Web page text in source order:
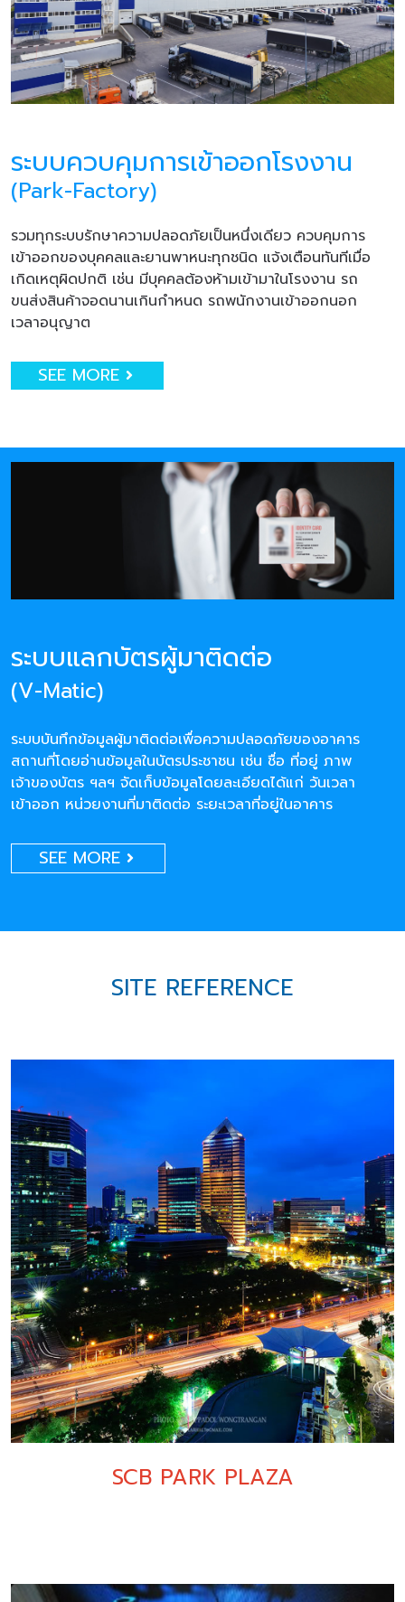
ระบบควบคุมการเข้าออกโรงงาน
(Park-Factory)
รวมทุกระบบรักษาความปลอดภัยเป็นหนึ่งเดียว ควบคุมการ
เข้าออกของบุคคลและยานพาหนะทุกชนิด แจ้งเตือนทันทีเมื่อ
เกิดเหตุผิดปกติ เช่น มีบุคคลต้องห้ามเข้ามาในโรงงาน รถ
ขนส่งสินค้าจอดนานเกินกำหนด รถพนักงานเข้าออกนอก
เวลาอนุญาต
SEE MORE
ระบบแลกบัตรผู้มาติดต่อ
(V-Matic)
ระบบบันทึกข้อมูลผู้มาติดต่อเพื่อความปลอดภัยของอาคาร
สถานที่โดยอ่านข้อมูลในบัตรประชาชน เช่น ชื่อ ที่อยู่ ภาพ
เจ้าของบัตร ฯลฯ จัดเก็บข้อมูลโดยละเอียดได้แก่ วันเวลา
เข้าออก หน่วยงานที่มาติดต่อ ระยะเวลาที่อยู่ในอาคาร
SEE MORE
SITE REFERENCE
SCB PARK PLAZA